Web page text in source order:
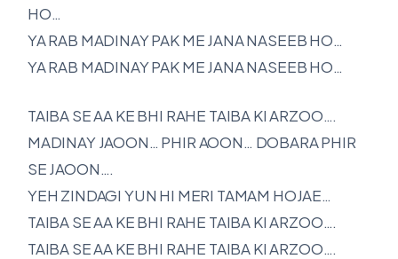
HO…
YA RAB MADINAY PAK ME JANA NASEEB HO…
YA RAB MADINAY PAK ME JANA NASEEB HO…
TAIBA SE AA KE BHI RAHE TAIBA KI ARZOO….
MADINAY JAOON… PHIR AOON… DOBARA PHIR
SE JAOON….
YEH ZINDAGI YUN HI MERI TAMAM HOJAE…
TAIBA SE AA KE BHI RAHE TAIBA KI ARZOO….
TAIBA SE AA KE BHI RAHE TAIBA KI ARZOO….